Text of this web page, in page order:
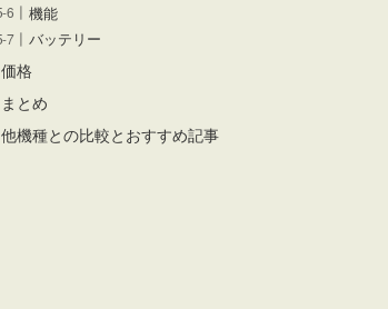
機能
バッテリー
価格
まとめ
他機種との比較とおすすめ記事